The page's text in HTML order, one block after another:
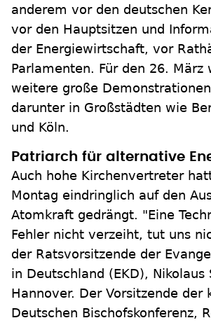
anderem vor den deutschen
vor den Hauptsitzen und
der Energiewirtschaft, vor
Parlamenten. Für den 26. März
weitere große
darunter in Großstädten wie
und Köln.
Patriarch für alternative
Auch hohe Kirchenvertreter
Montag eindringlich auf den
Atomkraft gedrängt. "Eine
Fehler nicht verzeiht, tut uns
der Ratsvorsitzende der
in Deutschland (EKD), Nikolaus
Hannover. Der Vorsitzende der
Deutschen Bischofskonferenz,